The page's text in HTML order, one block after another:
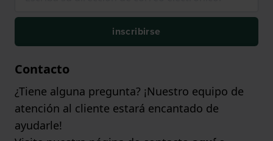
inscribirse
Contacto
¿Tiene alguna pregunta? ¡Nuestro equipo de
atención al cliente estará encantado de
ayudarle!